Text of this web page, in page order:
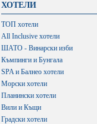
ХОТЕЛИ
ТОП хотели
All Inclusive хотели
ШАТО - Винарски изби
Къмпинги и Бунгала
SPA и Балнео хотели
Морски хотели
Планински хотели
Вили и Къщи
Градски хотели